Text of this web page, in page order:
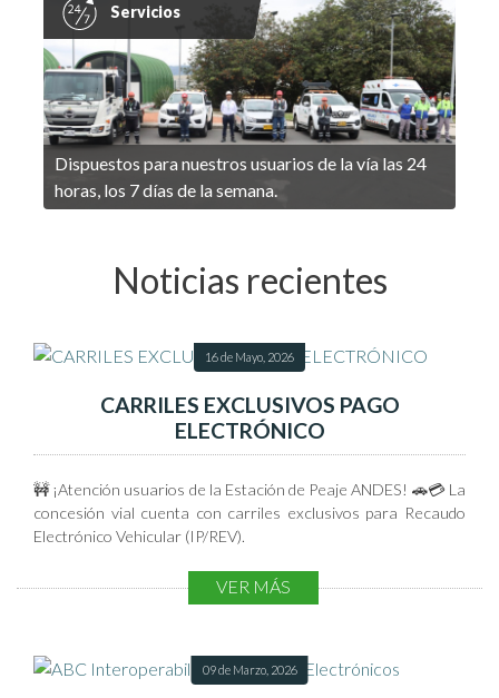
Servicios
Dispuestos para nuestros usuarios de la vía las 24
horas, los 7 días de la semana.
Atención al usuario
Usuario
Servicios gratuitos
Dispuestos para nuestros usuarios de la vía las 24 horas, los
7 días de la semana, con el apoyo constante de la Policía de
Carro Taller
Noticias recientes
16 de Mayo, 2026
CARRILES EXCLUSIVOS PAGO
ELECTRÓNICO
🚧 ¡Atención usuarios de la Estación de Peaje ANDES! 🚗💳 La
concesión vial cuenta con carriles exclusivos para Recaudo
Electrónico Vehicular (IP/REV).
VER MÁS
09 de Marzo, 2026